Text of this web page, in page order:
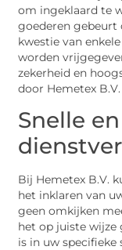
om ingeklaard te
goederen gebeurt
kwestie van
worden
zekerheid en
door Hemetex
Snelle
Bij Hemetex B.V.
het inklaren van
geen omkijken
het op juiste
is in uw